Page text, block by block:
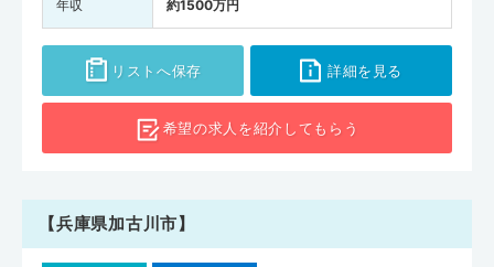
年収 約1500万円
リストへ保存 詳細を見る
希望の求人を紹介してもらう
【兵庫県加古川市】